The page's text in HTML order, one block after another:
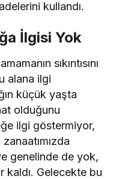
kullandı.
İlgisi Yok
sıkıntısını
alana ilgi
küçük yaşta
olduğunu
ilgi göstermiyor,
genelinde de yok,
kaldı. Gelecekte bu